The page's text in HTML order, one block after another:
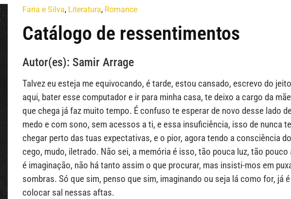
Faria e Silva, Literatura, Romance
Catálogo de ressentimentos
Autor(es): Samir Arrage
Talvez eu esteja me equivocando, é tarde, estou cansado, escrevo do
aqui, bater esse computador e ir para minha casa, te deixo a cargo da
que chega já faz muito tempo. É confuso te esperar de novo desse lado
medo e com sono, sem acessos a ti, e essa insuficiência, isso de nunca
chegar perto das tuas expectativas, e o pior, agora tendo a consciência
cego, mudo, iletrado. Não sei, a memória é isso, tão pouca luz, tão
é imaginação, não há tanto assim o que procurar, mas insisti-mos em
sombras. Só que sim, penso que sim, imaginando ou seja lá como for, já
colocar sal nessas aftas.